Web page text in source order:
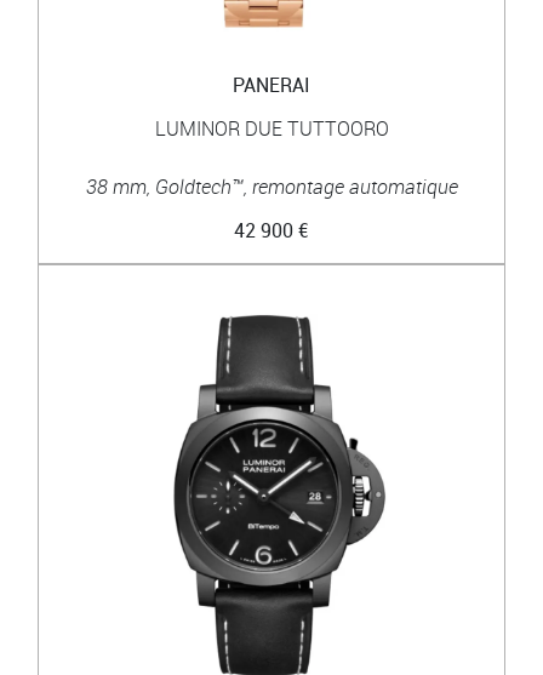
PANERAI
LUMINOR DUE TUTTOORO
38 mm, Goldtech™, remontage automatique
42 900 €